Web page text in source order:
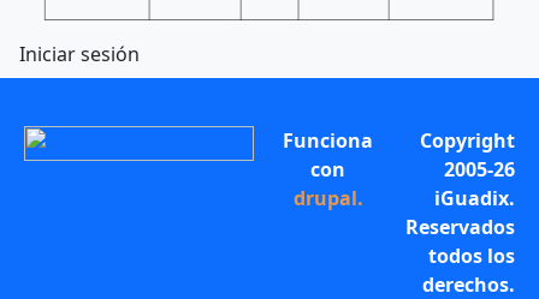
Menú de cuenta de usuario
Iniciar sesión
Funciona
con
drupal.
Copyright
2005-26
iGuadix.
Reservados
todos los
derechos.